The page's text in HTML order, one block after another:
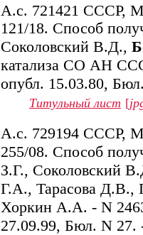
А.с. 721421 СССР,
121/18. Способ
Соколовский В.Д.,
катализа СО АН
опубл. 15.03.80,
Титульный лист [
А.с. 729194 СССР,
255/08. Способ
З.Г., Соколовский
Г.А., Тарасова Д.В.,
Хоркин А.А. - N
27.09.99, Бюл. N 27.